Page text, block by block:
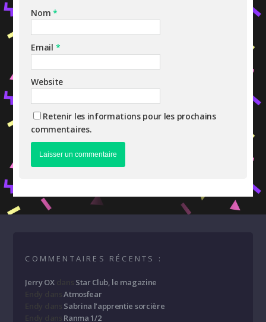
Nom*
Email *
Website
Retenir les informations pour les prochains
commentaires.
COMMENTAIRES RÉCENTS :
Jerry OXdans Star Club, le magazine
dansAtmosfear
Sabrina l’apprentie sorcière
Ranma 1/2